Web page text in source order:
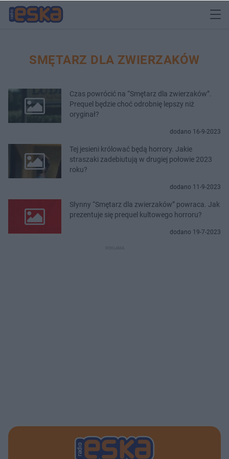
SMĘTARZ DLA ZWIERZAKÓW
Czas powrócić na “Smętarz dla zwierzaków”.
Prequel będzie choć odrobnię lepszy niż
oryginał?
dodano 16-9-2023
Tej jesieni królować będą horrory. Jakie
straszaki zadebiutują w drugiej połowie 2023
roku?
dodano 11-9-2023
Słynny “Smętarz dla zwierzaków” powraca. Jak
prezentuje się prequel kultowego horroru?
dodano 19-7-2023